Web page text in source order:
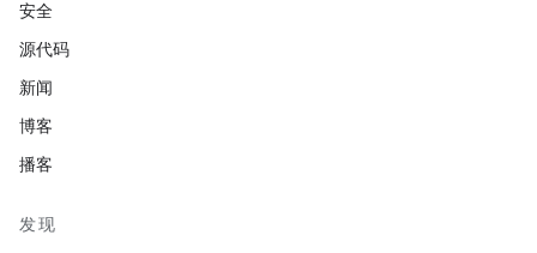
安全
源代码
新闻
博客
播客
发现